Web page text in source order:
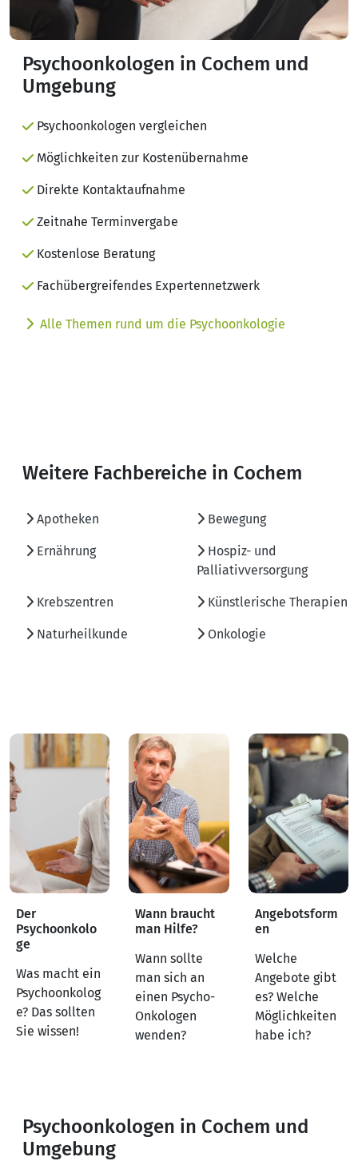
Psychoonkologen in Cochem und
Umgebung
Psychoonkologen vergleichen
Möglichkeiten zur Kostenübernahme
Direkte Kontaktaufnahme
Zeitnahe Terminvergabe
Kostenlose Beratung
Fachübergreifendes Expertennetzwerk
Alle Themen rund um die Psychoonkologie
Weitere Fachbereiche in Cochem
Apotheken Bewegung
Ernährung
Hospiz- und
Palliativversorgung
Krebszentren Künstlerische Therapien
Naturheilkunde Onkologie
Der
Psychoonkolo
ge
Was macht ein
Psychoonkolog
e? Das sollten
Sie wissen!
Wann braucht
man Hilfe?
Wann sollte
man sich an
einen Psycho-
Onkologen
wenden?
Angebotsform
en
Welche
Angebote gibt
es? Welche
Möglichkeiten
habe ich?
Psychoonkologen in Cochem und
Umgebung